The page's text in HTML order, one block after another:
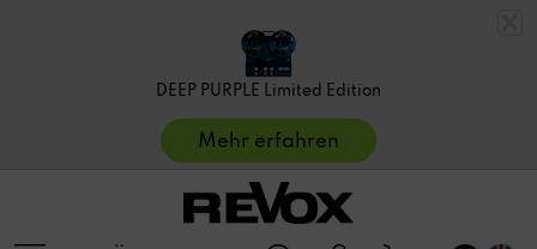
DEEP PURPLE Limited Edition
Mehr erfahren